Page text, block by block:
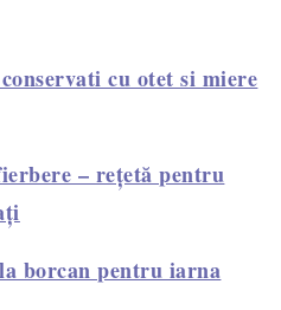
– rețetă pentru